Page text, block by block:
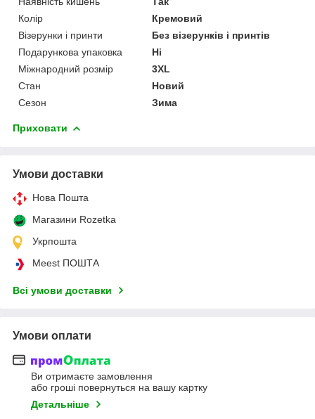
Колір
Кремовий
Візерунки і принти
Без візерунків і принтів
Подарункова упаковка
Ні
Міжнародний розмір
3XL
Стан
Новий
Сезон
Зима
Приховати
Умови доставки
Нова Пошта
Магазини Rozetka
Укрпошта
Meest ПОШТА
Всі умови доставки
Умови оплати
Ви отримаєте замовлення
або гроші повернуться на вашу картку
Детальніше